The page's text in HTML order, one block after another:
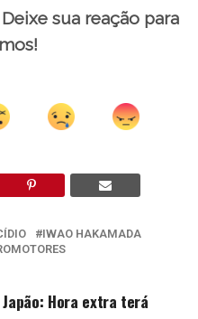
sua reação para
IWAO HAKAMADA
Hora extra terá